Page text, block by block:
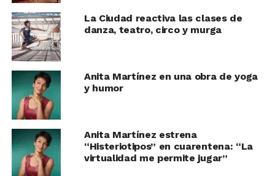
La Ciudad reactiva las clases de
danza, teatro, circo y murga
Anita Martínez en una obra de yoga
y humor
Anita Martínez estrena
“Histeriotipos” en cuarentena: “La
virtualidad me permite jugar”